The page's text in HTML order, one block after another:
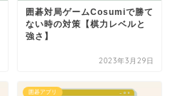
囲碁対局ゲームCosumiで勝て
ない時の対策【棋力レベルと
強さ】
2023年3月29日
囲碁アプリ